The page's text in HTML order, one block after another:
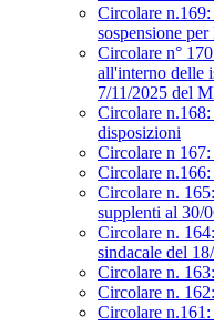
Circolare
sospensione
Circolare n°
all'interno delle
7/11/2025 del
Circolare
disposizioni
Circolare n
Circolare
Circolare n.
supplenti al 30/
Circolare n.
sindacale del
Circolare n.
Circolare n.
Circolare